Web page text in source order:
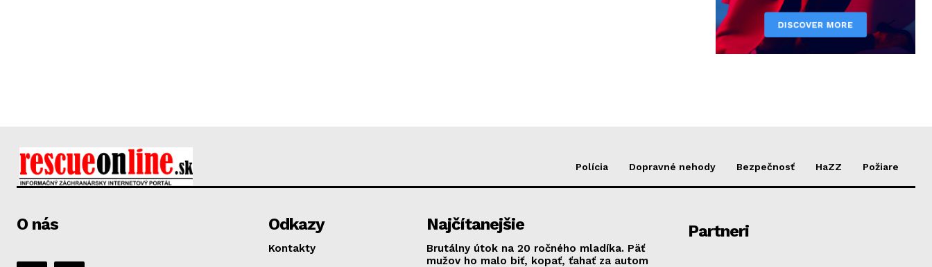
Polícia Dopravné nehody Bezpečnosť HaZZ Požiare
O nás Odkazy
Kontakty
Najčítanejšie
Brutálny útok na 20 ročného mladíka. Päť
mužov ho malo biť, kopať, ťahať za autom
Partneri